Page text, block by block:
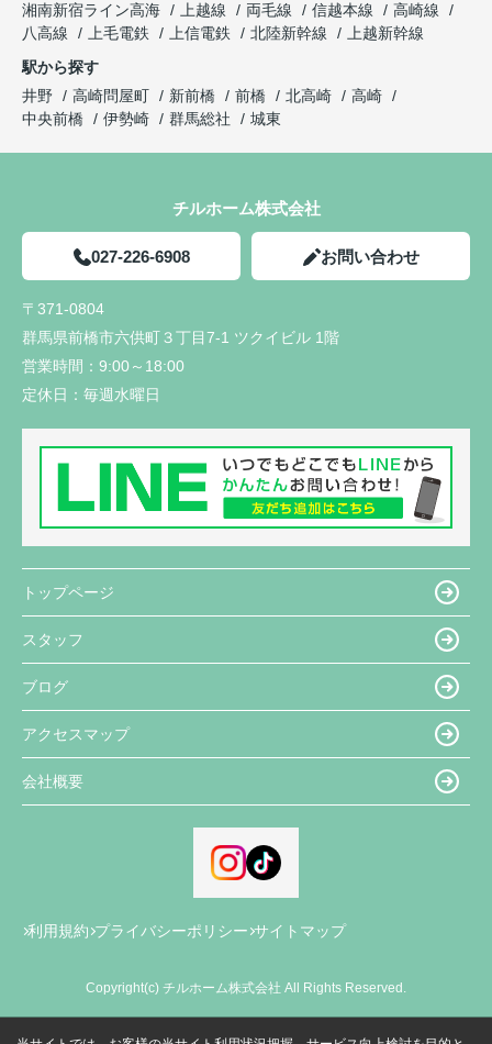
湘南新宿ライン高海
上越線 両毛線 信越本線
高崎線
八高線
上毛電鉄 上信電鉄 北陸新幹線
上越新幹線
駅から探す
井野
高崎問屋町 新前橋 前橋 北高崎
高崎
中央前橋
伊勢崎 群馬総社 城東
チルホーム株式会社
027-226-6908 お問い合わせ
〒371-0804
群馬県前橋市六供町３丁目7-1 ツクイビル 1階
営業時間： 9:00～18:00
定休日： 毎週水曜日
トップページ
スタッフ
ブログ
アクセスマップ
会社概要
利用規約 プライバシーポリシー サイトマップ
Copyright(c) チルホーム株式会社 All Rights Reserved.